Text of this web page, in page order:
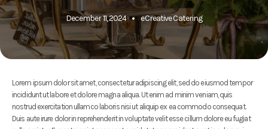
December 11, 2024 eCreative Catering
Lorem ipsum dolor sit amet, consectetur adipiscing elit, sed do eiusmod tempor
incididunt ut labore et dolore magna aliqua. Ut enim ad minim veniam, quis
nostrud exercitation ullamco laboris nisi ut aliquip ex ea commodo consequat.
Duis aute irure dolor in reprehenderit in voluptate velit esse cillum dolore eu fugiat